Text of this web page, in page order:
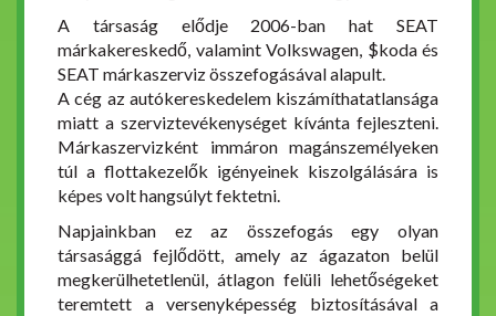
A társaság elődje 2006-ban hat SEAT
márkakereskedő, valamint Volkswagen, $koda és
SEAT márkaszerviz összefogásával alapult.
A cég az autókereskedelem kiszámíthatatlansága
miatt a szerviztevékenységet kívánta fejleszteni.
Márkaszervizként immáron magánszemélyeken
túl a flottakezelők igényeinek kiszolgálására is
képes volt hangsúlyt fektetni.
Napjainkban ez az összefogás egy olyan
társasággá fejlődött, amely az ágazaton belül
megkerülhetetlenül, átlagon felüli lehetőségeket
teremtett a versenyképesség biztosításával a